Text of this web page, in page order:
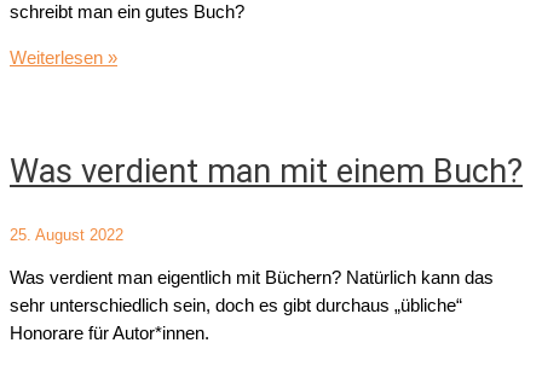
schreibt man ein gutes Buch?
Buch
Tipps
gutes
Buch
Weiterlesen »
Was verdient man mit einem Buch?
25. August 2022
Was verdient man eigentlich mit Büchern? Natürlich kann das
sehr unterschiedlich sein, doch es gibt durchaus „übliche“
Honorare für Autor*innen.